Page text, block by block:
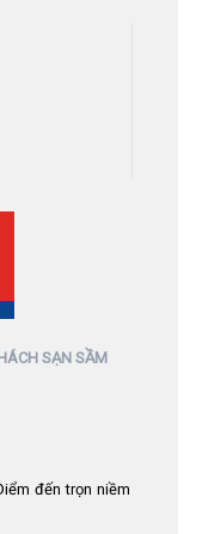
SẠN SẦM
đến trọn niềm